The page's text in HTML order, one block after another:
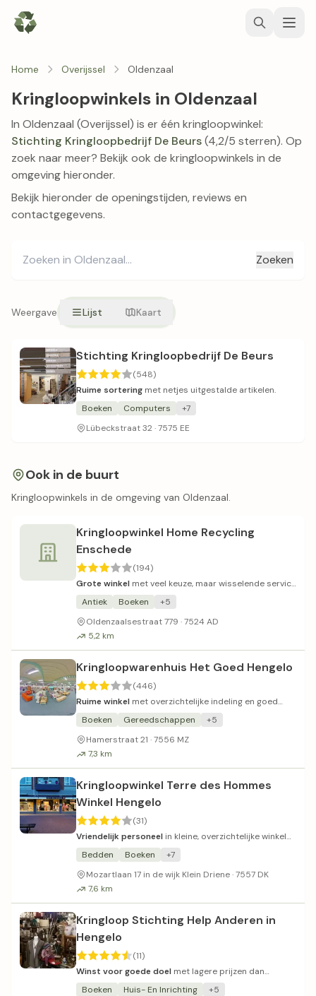
Home Overijssel Oldenzaal
Kringloopwinkels in Oldenzaal
In Oldenzaal (Overijssel) is er één kringloopwinkel:
Stichting Kringloopbedrijf De Beurs(4,2/5 sterren). Op
zoek naar meer? Bekijk ook de kringloopwinkels in de
omgeving hieronder.
Bekijk hieronder de openingstijden, reviews en
contactgegevens.
Zoeken
Weergave Lijst Kaart
Stichting Kringloopbedrijf De Beurs
(548)
Ruime sortering met netjes uitgestalde artikelen.
Boeken
Computers
+7
Lübeckstraat 32 · 7575 EE
Ook in de buurt
Kringloopwinkels in de omgeving van Oldenzaal.
Kringloopwinkel Home Recycling
Enschede
(194)
Grote winkel met veel keuze, maar wisselende service
en betrouwbaarheid.
Antiek Boeken
+5
Oldenzaalsestraat 779 · 7524 AD
5,2 km
Kringloopwarenhuis Het Goed Hengelo
(446)
Ruime winkel met overzichtelijke indeling en goed
gesorteerd assortiment.
Boeken Gereedschappen
+5
Hamerstraat 21 · 7556 MZ
7,3 km
Kringloopwinkel Terre des Hommes
Winkel Hengelo
(31)
Vriendelijk personeel in kleine, overzichtelijke winkel
met divers aanbod.
Bedden Boeken
+7
Mozartlaan 17 in de wijk Klein Driene · 7557 DK
7,6 km
Kringloop Stichting Help Anderen in
Hengelo
(11)
Winst voor goede doel met lagere prijzen dan
concurrenten in de buurt.
Boeken Huis- En Inrichting
+5